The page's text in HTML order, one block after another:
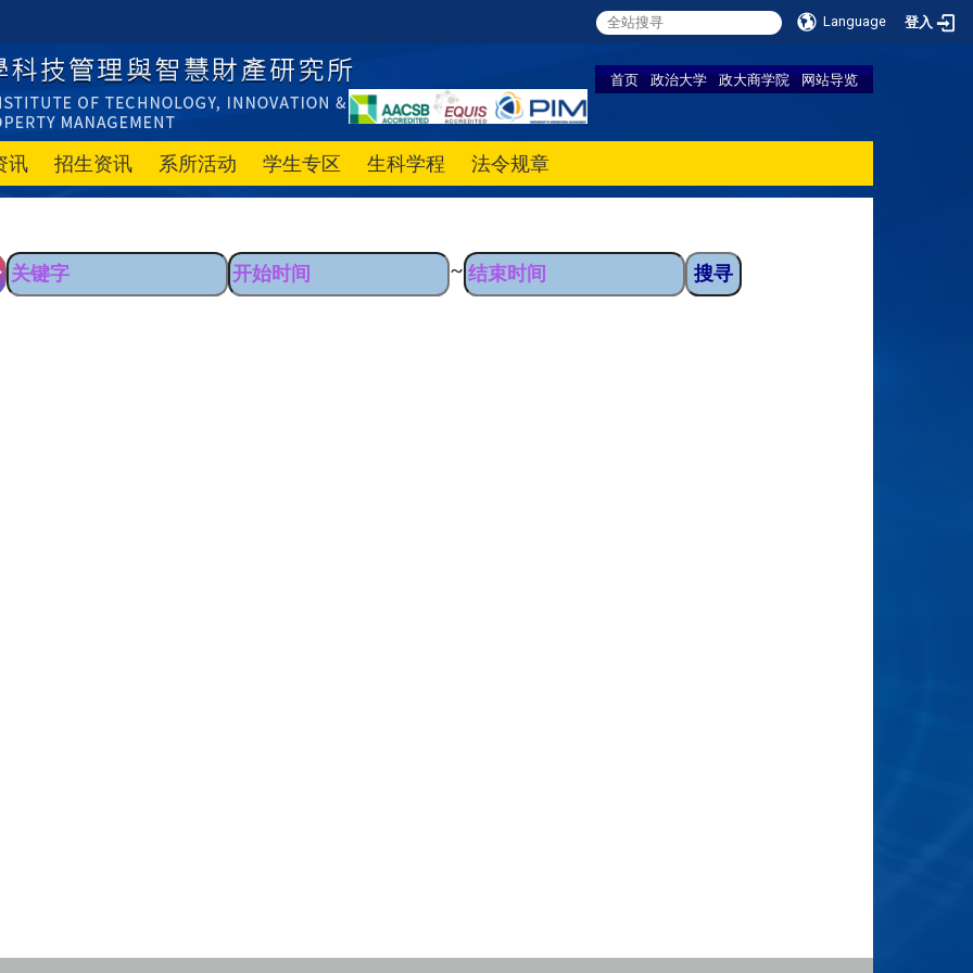
Language 登入
首页 政治大学 政大商学院 网站导览
讯 招生资讯 系所活动 学生专区 生科学程 法令规章
~